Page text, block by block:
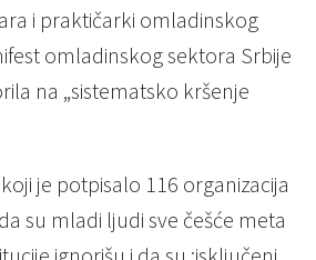
i praktičarki omladinskog
omladinskog sektora Srbije
na „sistematsko kršenje
je potpisalo 116 organizacija
su mladi ljudi sve češće meta